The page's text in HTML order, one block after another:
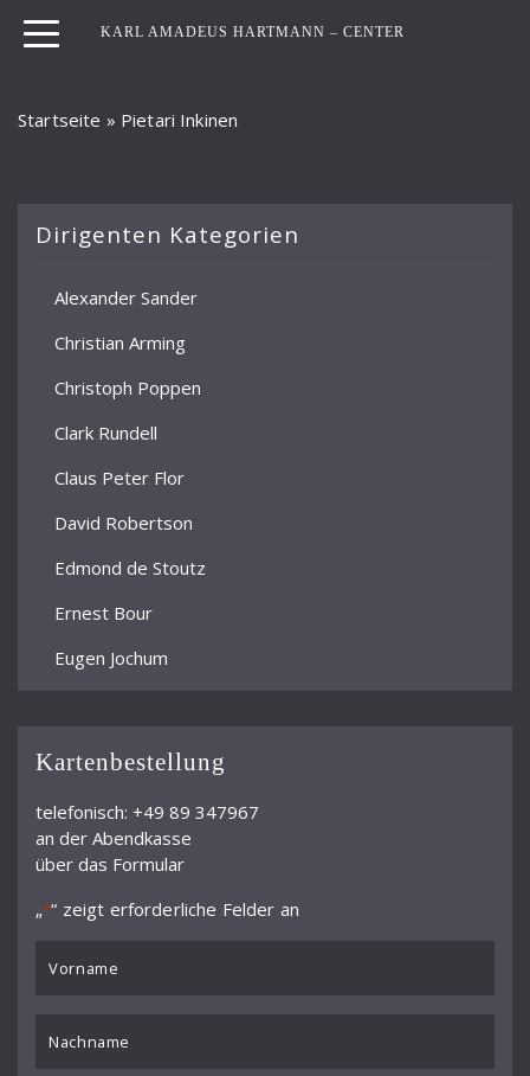
KARL AMADEUS HARTMANN – CENTER
Startseite » Pietari Inkinen
Dirigenten Kategorien
Alexander Sander
Christian Arming
Christoph Poppen
Clark Rundell
Claus Peter Flor
David Robertson
Edmond de Stoutz
Ernest Bour
Eugen Jochum
Ferenc Fricsay
Franz André
Fritz Rieger
Gordan Nikolić
Günther Herbig
Hans Müller-Kray
Kartenbestellung
telefonisch: +49 89 347967
an der Abendkasse
über das Formular
„*“ zeigt erforderliche Felder an